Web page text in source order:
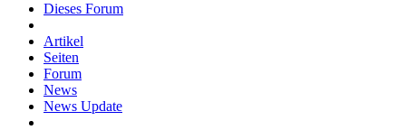
Dieses Forum
Artikel
Seiten
Forum
News
News Update